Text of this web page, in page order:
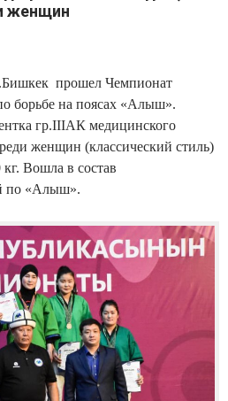
женщин
прошел Чемпионат
борьбе на поясах «Алыш».
гр.IIIАК медицинского
женщин (классический стиль)
Вошла в состав
по «Алыш».